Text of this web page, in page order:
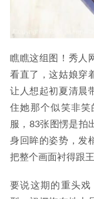
瞧瞧这组图！秀人
看直了，这姑娘穿
让人想起初夏清晨
住她那个似笑非笑
服，83张图愣是拍
身回眸的姿势，发
把整个画面衬得跟
要说这期的重头